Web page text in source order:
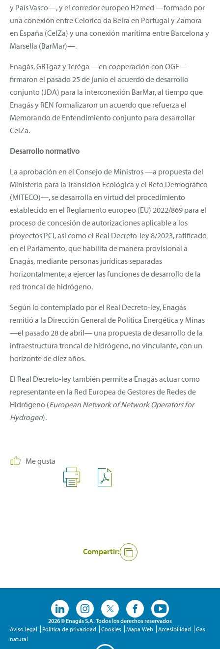
y País Vasco—, y el corredor europeo H2med —formado por
una conexión entre Celorico da Beira en Portugal y Zamora
en España (CelZa) y una conexión marítima entre Barcelona y
Marsella (BarMar)—.
Enagás, GRTgaz y Teréga —en cooperación con OGE—
firmaron el pasado 25 de junio el acuerdo de desarrollo
conjunto (JDA) para la interconexión BarMar, al tiempo que
Enagás y REN formalizaron un acuerdo que refuerza el
Memorando de Entendimiento conjunto para desarrollar
CelZa.
Desarrollo normativo
La aprobación en el Consejo de Ministros —a propuesta del
Ministerio para la Transición Ecológica y el Reto Demográfico
(MITECO)—, se desarrolla en virtud del procedimiento
establecido en el Reglamento europeo (EU) 2022/869 para el
proceso de concesión de autorizaciones aplicable a los
proyectos PCI, así como el Real Decreto-ley 8/2023, ratificado
en el Parlamento, que habilita de manera provisional a
Enagás, mediante personas jurídicas separadas
horizontalmente, a ejercer las funciones de desarrollo de la
red troncal de hidrógeno.
Según lo contemplado por el Real Decreto-ley, Enagás
remitió a la Dirección General de Política Energética y Minas
—el pasado 28 de abril— una propuesta de desarrollo de la
infraestructura troncal de hidrógeno, no vinculante, con un
horizonte de diez años.
El Real Decreto-ley también permite a Enagás actuar como
representante en la Red Europea de Gestores de Redes de
Hidrógeno (European Network of Network Operators for
Hydrogen).
Me gusta
Compartir:
2026 © Enagás S.A. Todos los derechos reservados
Aviso legal
Politica de privacidad Cookies Mapa Web Accesibilidad
Gas
natural